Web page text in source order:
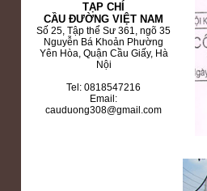
TẠP CHÍ
CẦU ĐƯỜNG VIỆT NAM
Số 25, Tập thể Sư 361, ngõ 35
Nguyễn Bá Khoản Phường
Yên Hòa, Quận Cầu Giấy, Hà
Nội
Tel: 0818547216
Email:
cauduong308@gmail.com